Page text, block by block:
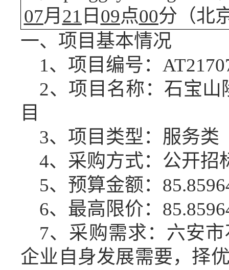
07月 21 日 09点00分（北
一、项目基本情况
1、项目编号：
2、项目名称： 石宝山
目
3、项目类型：服务类
4、采购方式：公开招
5、预算金额：
6、最高限价：
7、采购需求： 六安
企业自身发展需要，择